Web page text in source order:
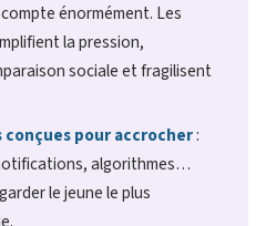
énormément. Les
la pression,
sociale et fragilisent
pour accrocher:
algorithmes…
le jeune le plus